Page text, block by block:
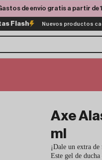
de envío gratis a partir de
Flash Nuevos productos
Axe
ml
¡Dale un extra
Este gel de